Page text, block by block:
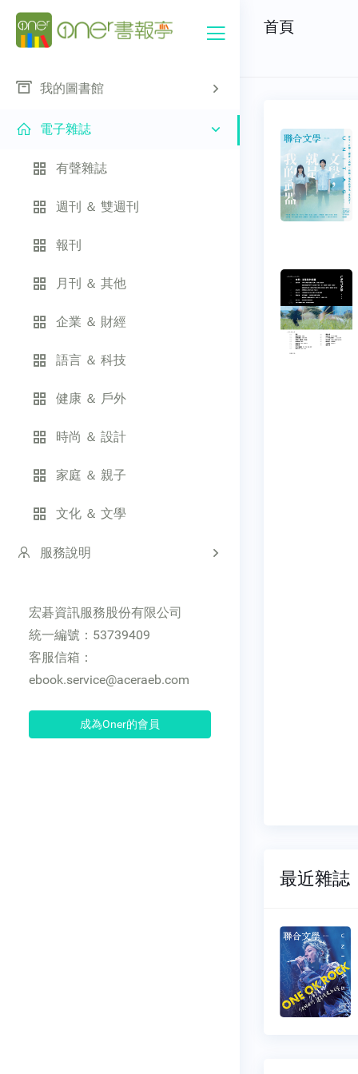
我的圖書館
電子雜誌
有聲雜誌
週刊 ＆ 雙週刊
報刊
月刊 ＆ 其他
企業 ＆ 財經
語言 ＆ 科技
健康 ＆ 戶外
時尚 ＆ 設計
家庭 ＆ 親子
文化 ＆ 文學
服務說明
宏碁資訊服務股份有限公司
統一編號：53739409
客服信箱：
ebook.service@aceraeb.com
成為Oner的會員
首頁
最近雜誌